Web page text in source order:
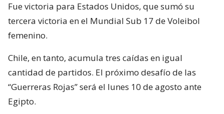
Fue victoria para Estados Unidos, que sumó su
tercera victoria en el Mundial Sub 17 de Voleibol
femenino.
Chile, en tanto, acumula tres caídas en igual
cantidad de partidos. El próximo desafío de las
“Guerreras Rojas” será el lunes 10 de agosto ante
Egipto.